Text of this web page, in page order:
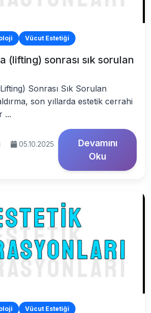
Vücut Estetiği
(lifting) sonrası sık sorulan
Sonrası Sık Sorulan
son yıllarda estetik cerrahi
...
05.10.2025
Devamını
Oku
Vücut Estetiği